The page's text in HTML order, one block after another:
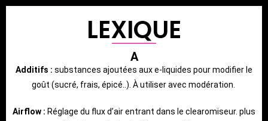
LEXIQUE
A
Additifs : substances ajoutées aux e-liquides pour modifier le
goût (sucré, frais, épicé..). À utiliser avec modération.
Airflow : Réglage du flux d’air entrant dans le clearomiseur. plus